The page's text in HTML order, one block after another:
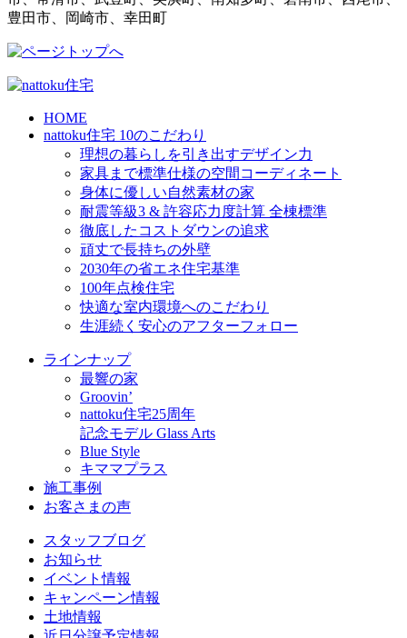
豊田市、岡崎市、幸田町
HOME
nattoku住宅 10のこだわり
理想の暮らしを引き出すデザイン力
家具まで標準仕様の空間コーディネート
身体に優しい自然素材の家
耐震等級3 & 許容応力度計算 全棟標準
徹底したコストダウンの追求
頑丈で長持ちの外壁
2030年の省エネ住宅基準
100年点検住宅
快適な室内環境へのこだわり
生涯続く安心のアフターフォロー
ラインナップ
最響の家
Groovin’
nattoku住宅25周年
記念モデル Glass Arts
Blue Style
キママプラス
施工事例
お客さまの声
スタッフブログ
お知らせ
イベント情報
キャンペーン情報
土地情報